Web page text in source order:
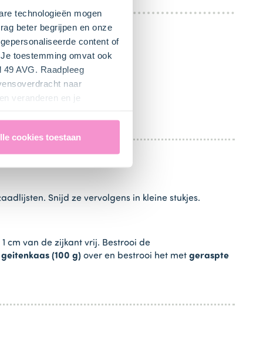
technologieën mogen
beter begrijpen en onze
content of
toestemming omvat ook
AVG. Raadpleeg
naar
veranderen en je
cookies toestaan
Snijd ze vervolgens in kleine stukjes.
cm van de zijkant vrij. Bestrooi de
geitenkaas (100 g) over en bestrooi het met geraspte